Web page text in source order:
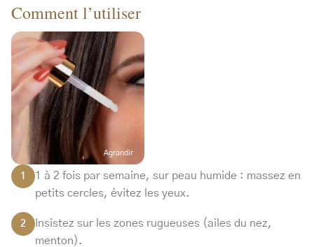
Comment l’utiliser
Agrandir
1
1 à 2 fois par semaine, sur peau humide : massez en
petits cercles, évitez les yeux.
2
Insistez sur les zones rugueuses (ailes du nez,
menton).